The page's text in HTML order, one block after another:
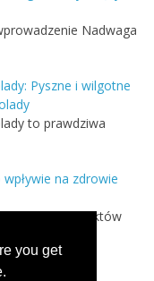
you get
Nadwaga
Pyszne i wilgotne
to prawdziwa
na zdrowie
produktów